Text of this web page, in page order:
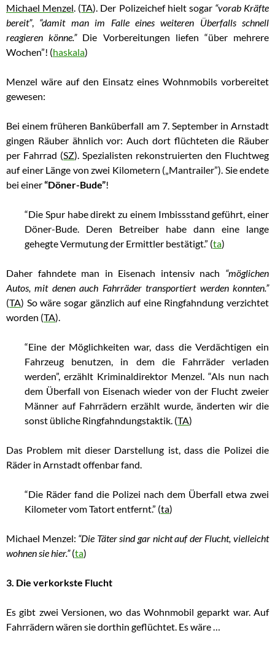
Michael Menzel. (TA). Der Polizeichef hielt sogar “vorab Kräfte
bereit”, “damit man im Falle eines weiteren Überfalls schnell
reagieren könne.”Die Vorbereitungen liefen “über mehrere
Wochen”! (haskala)
Menzel wäre auf den Einsatz eines Wohnmobils vorbereitet
gewesen:
Bei einem früheren Banküberfall am 7. September in Arnstadt
gingen Räuber ähnlich vor: Auch dort flüchteten die Räuber
per Fahrrad (SZ). Spezialisten rekonstruierten den Fluchtweg
auf einer Länge von zwei Kilometern („Mantrailer”). Sie endete
bei einer“Döner-Bude”!
“Die Spur habe direkt zu einem Imbissstand geführt, einer
Döner-Bude. Deren Betreiber habe dann eine lange
gehegte Vermutung der Ermittler bestätigt.” (ta)
Daher fahndete man in Eisenach intensiv nach “möglichen
Autos, mit denen auch Fahrräder transportiert werden konnten.”
(TA) So wäre sogar gänzlich auf eine Ringfahndung verzichtet
worden (TA).
“Eine der Möglichkeiten war, dass die Verdächtigen ein
Fahrzeug benutzen, in dem die Fahrräder verladen
werden”, erzählt Kriminaldirektor Menzel. “Als nun nach
dem Überfall von Eisenach wieder von der Flucht zweier
Männer auf Fahrrädern erzählt wurde, änderten wir die
sonst übliche Ringfahndungstaktik. (TA)
Das Problem mit dieser Darstellung ist, dass die Polizei die
Räder in Arnstadt offenbar fand.
“Die Räder fand die Polizei nach dem Überfall etwa zwei
Kilometer vom Tatort entfernt.” (ta)
Michael Menzel: “Die Täter sindgar nicht auf der Flucht, vielleicht
wohnen sie hier.”(ta)
3. Die verkorkste Flucht
Es gibt zwei Versionen, wo das Wohnmobil geparkt war. Auf
Fahrrädern wären sie dorthin geflüchtet. Es wäre …